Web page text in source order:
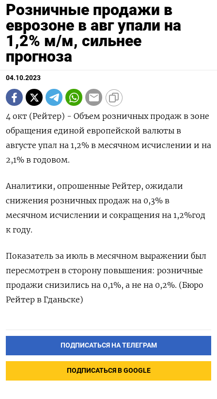
Розничные продажи в
еврозоне в авг упали на
1,2% м/м, сильнее
прогноза
04.10.2023
4 окт (Рейтер) - Объем розничных продаж в зоне
обращения единой европейской валюты в
августе упал на 1,2%​ в месячном исчислении и на
2,1%​​​ в годовом.
Аналитики, опрошенные Рейтер, ожидали
снижения розничных продаж на 0,3%​​ в
месячном исчислении и сокращения на 1,2%​​ год
к году.
Показатель за июль в месячном выражении был
пересмотрен в сторону повышения: розничные
продажи снизились на 0,1%, а не на 0,2%. (Бюро
Рейтер в Гданьске)
ПОДПИСАТЬСЯ НА ТЕЛЕГРАМ
ПОДПИСАТЬСЯ В GOOGLE